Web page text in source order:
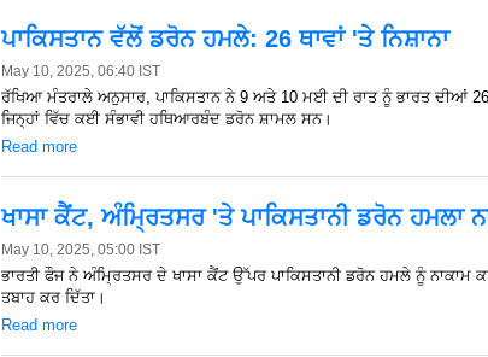
ਪਾਕਿਸਤਾਨ ਵੱਲੋਂ ਡਰੋਨ ਹਮਲੇ: 26 ਥਾਵਾਂ 'ਤੇ ਨਿਸ਼ਾਨਾ
May 10, 2025, 06:40 IST
ਰੱਖਿਆ ਮੰਤਰਾਲੇ ਅਨੁਸਾਰ, ਪਾਕਿਸਤਾਨ ਨੇ 9 ਅਤੇ 10 ਮਈ ਦੀ ਰਾਤ ਨੂੰ ਭਾਰਤ ਦੀਆਂ
ਜਿਨ੍ਹਾਂ ਵਿੱਚ ਕਈ ਸੰਭਾਵੀ ਹਥਿਆਰਬੰਦ ਡਰੋਨ ਸ਼ਾਮਲ ਸਨ।
Read more
ਖਾਸਾ ਕੈਂਟ, ਅੰਮ੍ਰਿਤਸਰ 'ਤੇ ਪਾਕਿਸਤਾਨੀ ਡਰੋਨ ਹਮਲਾ
May 10, 2025, 05:00 IST
ਭਾਰਤੀ ਫੌਜ ਨੇ ਅੰਮ੍ਰਿਤਸਰ ਦੇ ਖਾਸਾ ਕੈਂਟ ਉੱਪਰ ਪਾਕਿਸਤਾਨੀ ਡਰੋਨ ਹਮਲੇ ਨੂੰ
ਤਬਾਹ ਕਰ ਦਿੱਤਾ।
Read more